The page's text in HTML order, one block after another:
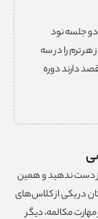
دو جلسه نود
هر ترم را در سه
دارند دوره
دست ندهید و همین
در یکی از کلاس‌های
مکالمه، دیگر